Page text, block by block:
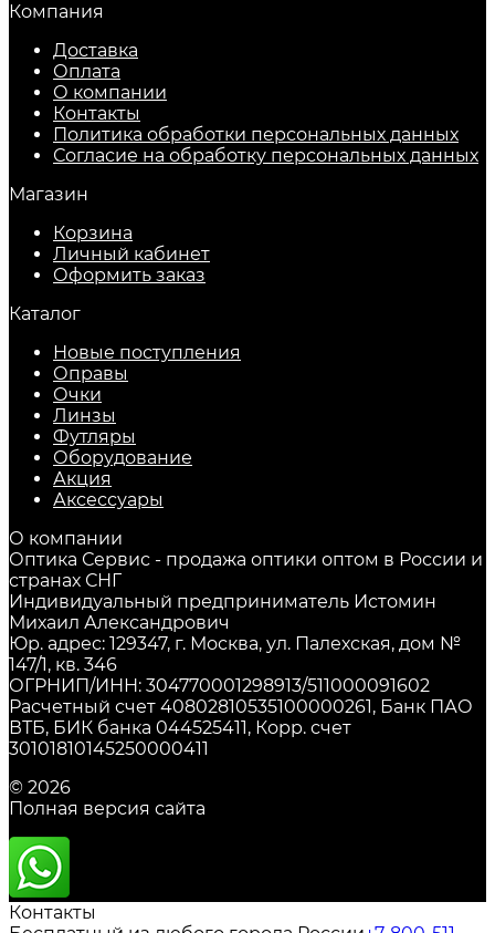
Компания
Доставка
Оплата
О компании
Контакты
Политика обработки персональных данных
Согласие на обработку персональных данных
Магазин
Корзина
Личный кабинет
Оформить заказ
Каталог
Новые поступления
Оправы
Очки
Линзы
Футляры
Оборудование
Акция
Аксессуары
О компании
Оптика Сервис - продажа оптики оптом в России и
странах СНГ
Индивидуальный предприниматель Истомин
Михаил Александрович
Юр. адрес: 129347, г. Москва, ул. Палехская, дом №
147/1, кв. 346
ОГРНИП/ИНН: 304770001298913/511000091602
Расчетный счет 40802810535100000261, Банк ПАО
ВТБ, БИК банка 044525411, Корр. счет
30101810145250000411
© 2026
Полная версия сайта
Контакты